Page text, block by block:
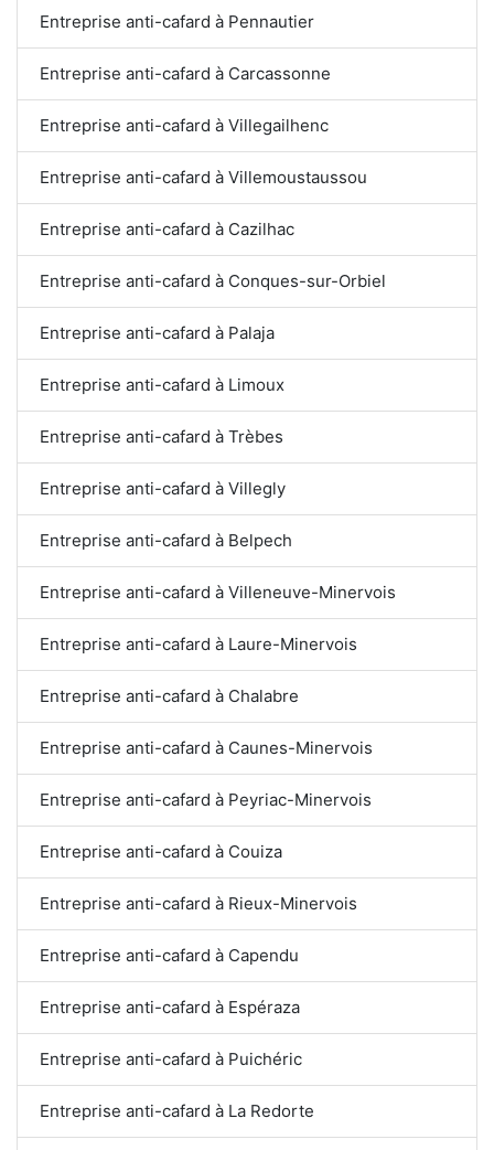
Entreprise anti-cafard à Pennautier
Entreprise anti-cafard à Carcassonne
Entreprise anti-cafard à Villegailhenc
Entreprise anti-cafard à Villemoustaussou
Entreprise anti-cafard à Cazilhac
Entreprise anti-cafard à Conques-sur-Orbiel
Entreprise anti-cafard à Palaja
Entreprise anti-cafard à Limoux
Entreprise anti-cafard à Trèbes
Entreprise anti-cafard à Villegly
Entreprise anti-cafard à Belpech
Entreprise anti-cafard à Villeneuve-Minervois
Entreprise anti-cafard à Laure-Minervois
Entreprise anti-cafard à Chalabre
Entreprise anti-cafard à Caunes-Minervois
Entreprise anti-cafard à Peyriac-Minervois
Entreprise anti-cafard à Couiza
Entreprise anti-cafard à Rieux-Minervois
Entreprise anti-cafard à Capendu
Entreprise anti-cafard à Espéraza
Entreprise anti-cafard à Puichéric
Entreprise anti-cafard à La Redorte